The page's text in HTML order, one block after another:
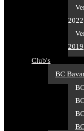
2022
2019
Club's
BC